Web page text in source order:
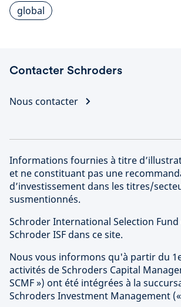
global
Contacter Schroders
Nous contacter
Informations fournies à titre
et ne constituant pas une
d’investissement dans les titres/
susmentionnés.
Schroder International Selection
Schroder ISF dans ce site.
Nous vous informons qu'à partir du
activités de Schroders Capital
SCMF ») ont été intégrées à la
Schroders Investment Management